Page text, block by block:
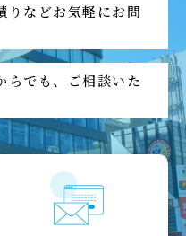
りなどお気軽にお問
らでも、ご相談いた